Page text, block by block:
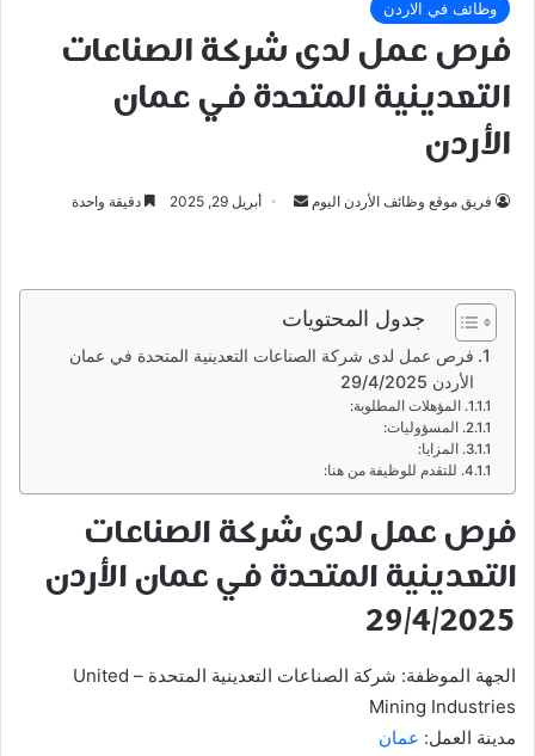
وظائف في الاردن
فرص عمل لدى شركة الصناعات
التعدينية المتحدة في عمان
الأردن
فريق موقع وظائف الأردن اليوم
أرسل أبريل 29, 2025 دقيقة واحدة
جدول المحتويات
فرص عمل لدى شركة الصناعات التعدينية المتحدة في عمان
الأردن 29/4/2025
المؤهلات المطلوبة:
المسؤوليات:
المزايا:
للتقدم للوظيفة من هنا:
فرص عمل لدى شركة الصناعات
التعدينية المتحدة في عمان الأردن
29/4/2025
الجهة الموظفة: شركة الصناعات التعدينية المتحدة – United
Mining Industries
مدينة العمل: عمان